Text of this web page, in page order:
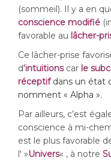
(sommeil). Il y a en
conscience modifié
favorable au lâcher-
Ce lâcher-prise
d‘intuitionscar le
réceptif dans un état
nomment « Alpha ».
Par ailleurs, c’est
conscience à mi-
est le plus favorable
l' »Univers« , à notre